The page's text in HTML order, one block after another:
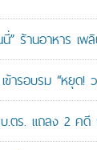
ร้านอาหาร เพ
รอบรม “หยุด!
ร. แถลง 2 คดี